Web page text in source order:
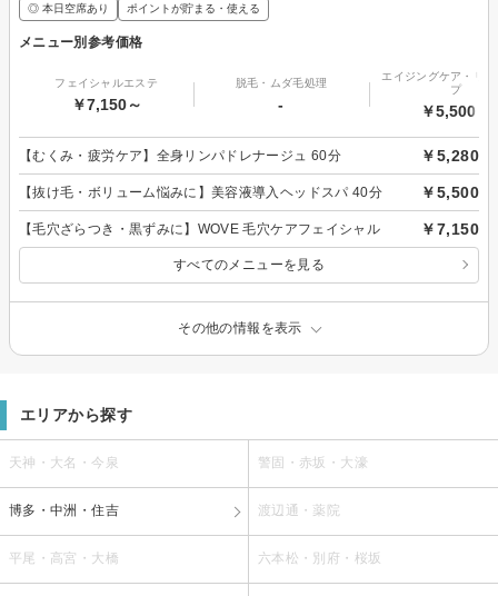
◎ 本日空席あり ポイントが貯まる・使える
メニュー別参考価格
フェイシャルエステ
￥7,150～
脱毛・ムダ毛処理
-
エイジングケア・リ
プ
￥5,500～
【むくみ・疲労ケア】全身リンパドレナージュ 60分 ￥5,280
【抜け毛・ボリューム悩みに】美容液導入ヘッドスパ 40分 ￥5,500
【毛穴ざらつき・黒ずみに】WOVE 毛穴ケアフェイシャル ￥7,150
すべてのメニューを見る
その他の情報を表示
エリアから探す
天神・大名・今泉 警固・赤坂・大濠
博多・中洲・住吉 渡辺通・薬院
平尾・高宮・大橋 六本松・別府・桜坂